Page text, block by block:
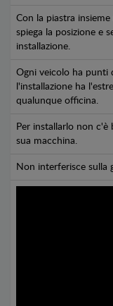
Con la piastra
spiega la posizione e
installazione.
Ogni veicolo ha punti
l'installazione ha
qualunque officina.
Per installarlo non c'è
sua macchina.
Non interferisce sulla